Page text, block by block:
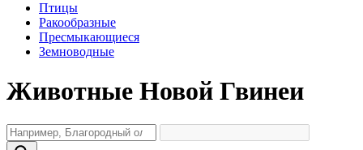
Птицы
Ракообразные
Пресмыкающиеся
Земноводные
Животные Новой Гвинеи